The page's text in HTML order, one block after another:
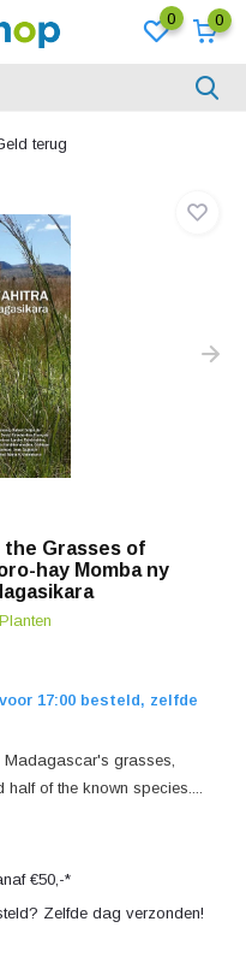
0 0
terug
the Grasses of
hay Momba ny
17:00 besteld, zelfde
Madagascar's grasses,
half of the known species....
€50,-*
Zelfde dag verzonden!